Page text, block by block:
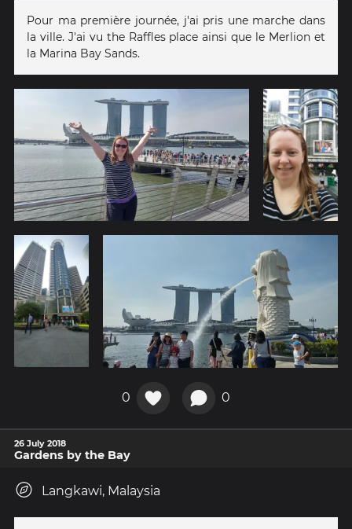
Pour ma première journée, j'ai pris une marche dans
la ville. J'ai vu the Raffles place ainsi que le Merlion et
la Marina Bay Sands.
0 0
26 July 2018
Gardens by the Bay
Langkawi, Malaysia